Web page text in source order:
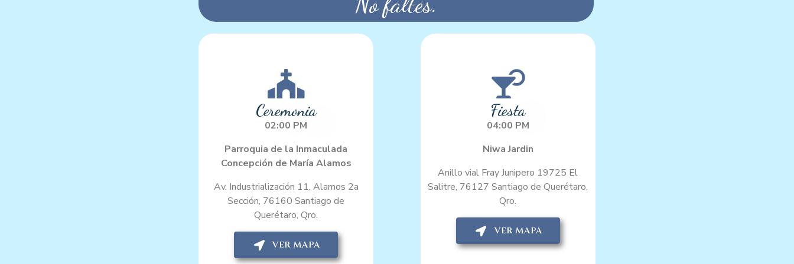
Ceremonia
02:00 PM
Parroquia de la Inmaculada
Concepción de María Alamos
Av. Industrialización 11, Alamos 2a
Sección, 76160 Santiago de
Querétaro, Qro.
VER MAPA
Fiesta
04:00 PM
Niwa Jardin
Anillo vial Fray Junipero 19725 El
Salitre, 76127 Santiago de Querétaro,
Qro.
VER MAPA